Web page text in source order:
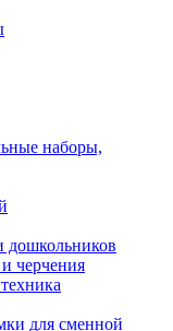
наборы,
дошкольников
черчения
для сменной